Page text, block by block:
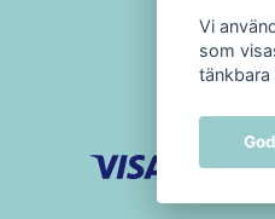
Vi
som
tänkbara